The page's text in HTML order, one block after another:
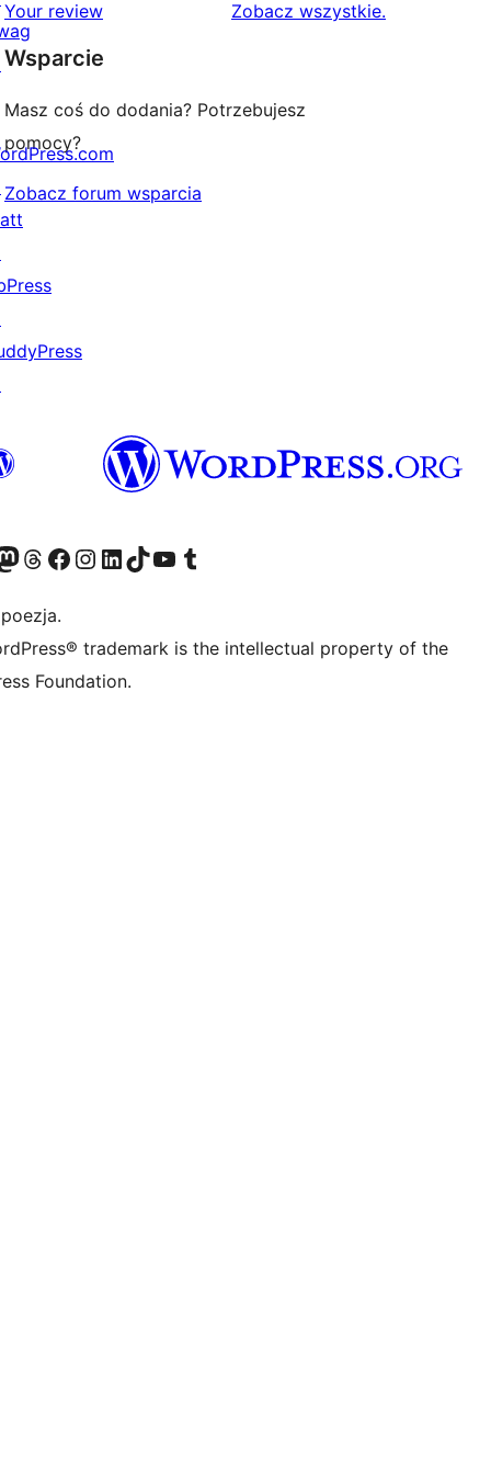
1-
gwiazdkowa
Your review Zobacz wszystkierecenzje
.
Wsparcie
Masz coś do dodania? Potrzebujesz
pomocy?
Zobacz forum wsparcia
Twitter)
konto Bluesky
nasze konto na Mastodoncie
Odwiedź naszego Threadsa
Odwiedź naszego Facebooka
Odwiedź nasze konto na Instagramie
Odwiedź nasze konto na LinkedIn
Odwiedź naszego TikToka
Odwiedź nasz kanał YouTube
Odwiedź naszego Tumblra
trademark is the intellectual property of the
Foundation.